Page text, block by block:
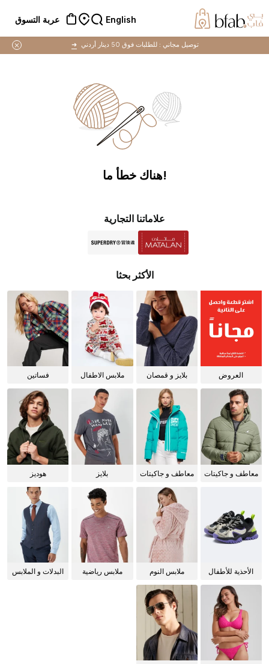
English عربة التسوق
توصيل مجاني : للطلبات فوق 50 دينار أردني ➜
!هناك خطأ ما
علاماتنا التجارية
الأكثر بحثا
العروض
بلايز و قمصان
ملابس الاطفال فساتين
معاطف و جاكيتات
معاطف و جاكيتات
بلايز هوديز
الأحذية للأطفال
ملابس النوم
ملابس رياضية
البدلات و الملابس